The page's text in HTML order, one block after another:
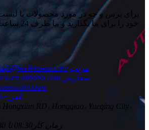
برای پرس و جو در مورد محصولات یا
خود را برای
مرتب
سفارش
store
تلفن+86 13736381117
زمان کار 08:30 تا 17:30 روز تا شنبه